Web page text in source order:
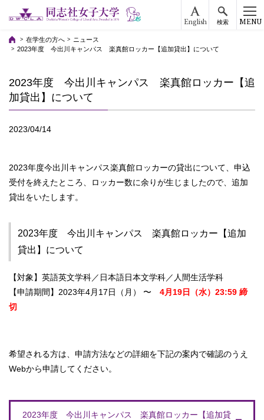
English 検索 MENU
在学生の方へ
ニュース
2023年度 今出川キャンパス 楽真館ロッカー【追加貸出】について
2023年度 今出川キャンパス 楽真館ロッカー【追
加貸出】について
2023/04/14
2023年度今出川キャンパス楽真館ロッカーの貸出について、申込
受付を終えたところ、ロッカー数に余りが生じましたので、追加
貸出をいたします。
2023年度 今出川キャンパス 楽真館ロッカー【追加
貸出】について
【対象】英語英文学科／日本語日本文学科／人間生活学科
【申請期間】2023年4⽉17⽇（月） 〜 4⽉19⽇（水）23:59 締
切
希望される方は、申請方法などの詳細を下記の案内で確認のうえ
Webから申請してください。
2023年度 今出川キャンパス 楽真館ロッカー【追加貸